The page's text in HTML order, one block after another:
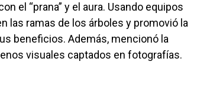
el “prana” y el aura. Usando equipos
las ramas de los árboles y promovió la
beneficios. Además, mencionó la
visuales captados en fotografías.